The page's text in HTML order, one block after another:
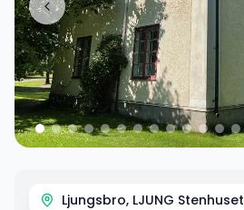
Ljungsbro, LJUNG Stenhuset